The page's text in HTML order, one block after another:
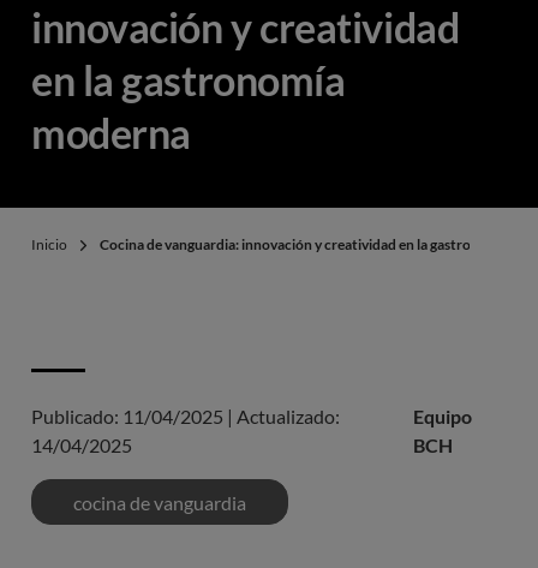
innovación y creatividad
en la gastronomía
moderna
Inicio Cocina de vanguardia: innovación y creatividad en la gastronomía
Publicado: 11/04/2025 | Actualizado:
14/04/2025
Equipo
BCH
cocina de vanguardia